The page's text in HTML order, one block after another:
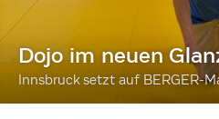
Dojo im neuen
Innsbruck setzt auf BERGER-